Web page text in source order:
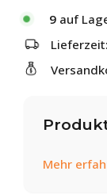
9 auf
Lieferzeit:
Mehr